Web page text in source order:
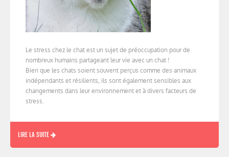
Le stress chez le chat est un sujet de préoccupation pour de
nombreux humains partageant leur vie avec un chat !
Bien que les chats soient souvent perçus comme des animaux
indépendants et résilients, ils sont également sensibles aux
changements dans leur environnement et à divers facteurs de
stress.
LIRE LA SUITE